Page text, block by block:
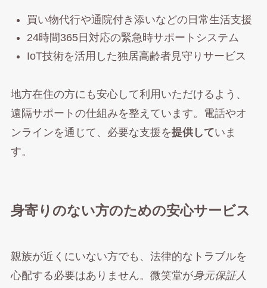
買い物代行や通院付き添いなどの日常生活支援
24時間365日対応の緊急時サポートシステム
IoT技術を活用した独居高齢者見守りサービス
地方在住の方にも安心して利用いただけるよう、
遠隔サポートの仕組みを整えています。電話やオ
ンラインを通じて、必要な支援を提供していま
す。
身寄りのない方のための安心サービス
親族が近くにいない方でも、法律的なトラブルを
心配する必要はありません。微笑堂が身元保証人